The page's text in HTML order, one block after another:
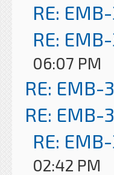
RE:
RE:
06:07 PM
RE: EMB-
RE: EMB-
RE:
02:42 PM